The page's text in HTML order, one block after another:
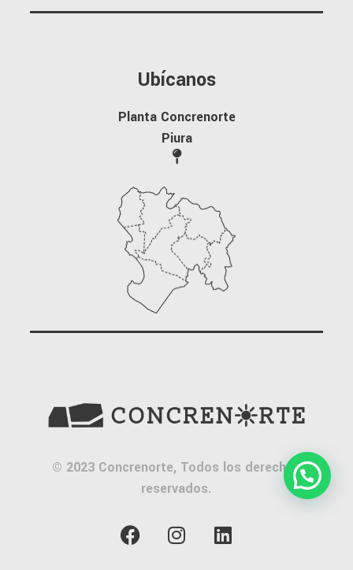
Ubícanos
Planta Concrenorte
Piura
© 2023 Concrenorte, Todos los derechos
reservados.